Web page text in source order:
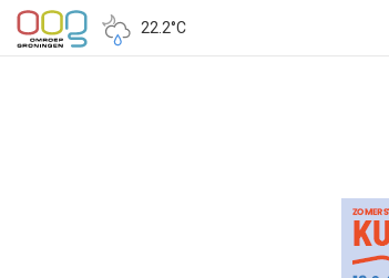
22.2°C